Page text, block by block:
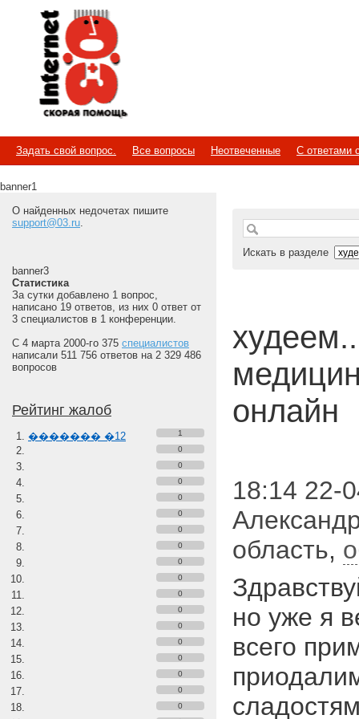
Internet
Скорая помощь
Задать свой вопрос. Все вопросы Неотвеченные С ответами
banner1
О найденных недочетах пишите
support@03.ru.
banner3
Статистика
За сутки добавлено 1 вопрос,
написано 19 ответов, из них 0 ответ от
3 специалистов в 1 конференции.
С 4 марта 2000-го 375 специалистов
написали 511 756 ответов на 2 329 486
вопросов
Рейтинг жалоб
������� �12
1
0
0
0
0
0
0
0
0
0
0
0
0
0
0
0
0
0
Искать в разделе
онлайн
18:14 22-
область,
но уже я
всего